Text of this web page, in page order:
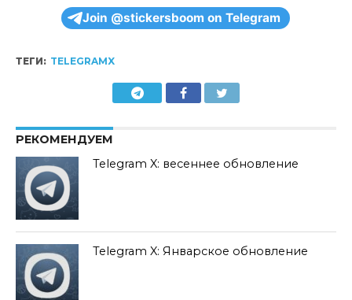
Join @stickersboom on Telegram
ТЕГИ: TELEGRAMX
РЕКОМЕНДУЕМ
Telegram X: весеннее обновление
Telegram X: Январское обновление